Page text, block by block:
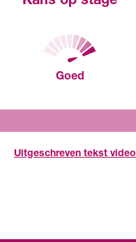
Goed
stage vindt.
jaar
Uitgeschreven tekst video